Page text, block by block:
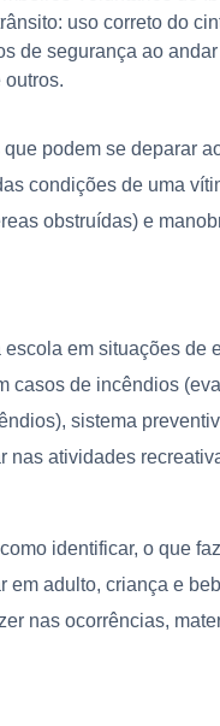
uso correto do
de segurança ao
podem se deparar
condições de uma
obstruídas) e
em situações de
casos de incêndios
sistema
nas atividades
identificar, o que
em adulto, criança e
nas ocorrências,